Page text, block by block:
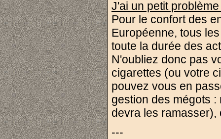
J'ai un petit
Pour le confort des
Européenne, tous
toute la durée des
N'oubliez donc pas
cigarettes (ou votre
pouvez vous en
gestion des mégots
devra les ramasser),
---